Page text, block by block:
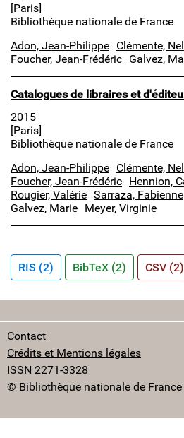
[Paris]
Bibliothèque nationale de France
Adon, Jean-Philippe Clémente,
Foucher, Jean-Frédéric Galvez,
Catalogues de libraires et
2015
[Paris]
Bibliothèque nationale de France
Adon, Jean-Philippe Clémente,
Foucher, Jean-Frédéric Hennion,
Rougier, Valérie Sarraza, Fabienne
Galvez, Marie Meyer, Virginie
RIS (2) BibTeX (2) CSV (2)
Contact
Crédits et Mentions légales
ISSN 2271-3328
© Bibliothèque nationale de France